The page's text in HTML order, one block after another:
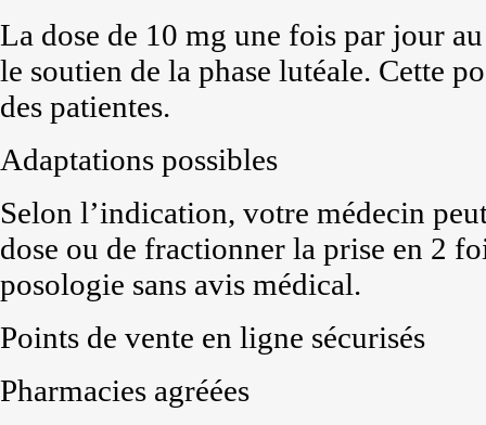
La dose de 10 mg une fois par jour
le soutien de la phase lutéale. Cette
des patientes.
Adaptations possibles
Selon l’indication, votre médecin
dose ou de fractionner la prise en 2
posologie sans avis médical.
Points de vente en ligne sécurisés
Pharmacies agréées